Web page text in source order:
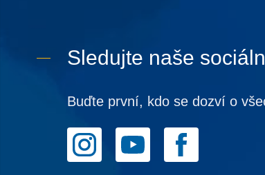
Sledujte naše
Buďte první, kdo se dozví o